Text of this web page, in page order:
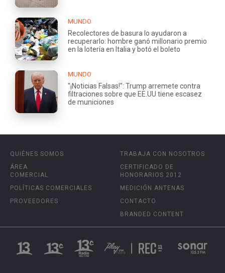
MUNDO
Recolectores de basura lo ayudaron a
recuperarlo: hombre ganó millonario premio
en la lotería en Italia y botó el boleto
MUNDO
"¡Noticias Falsas!": Trump arremete contra
filtraciones sobre que EE.UU tiene escasez
de municiones
QUIÉNES SOMOS
ÁREA
COMERCIAL
POLÍTICAS COMERCIALES
PROVEEDORES
TRABAJA CON NOSOTROS
CERTIFICADO DE
HONORARIOS 2012
MEDICIÓN ANTENAS
CONTACTO
BRANDED CONTENT